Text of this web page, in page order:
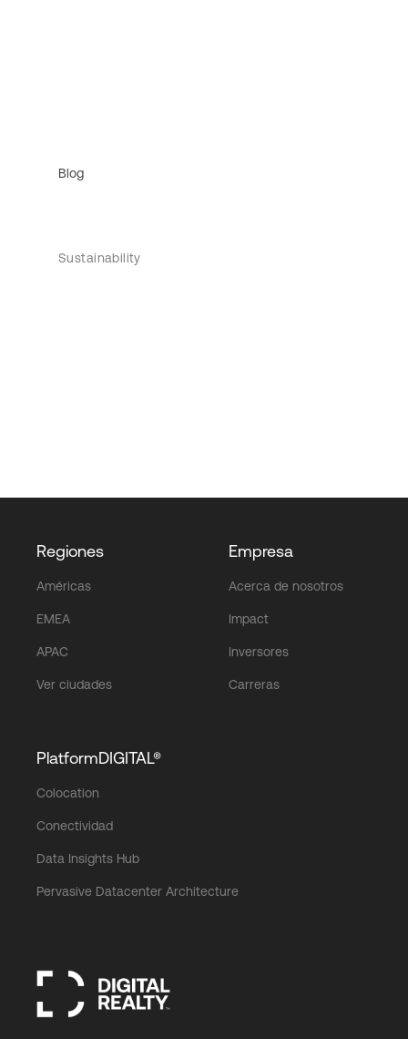
Blog
Sustainability
Regiones
Américas
EMEA
APAC
Ver ciudades
Empresa
Acerca de nosotros
Impact
Inversores
Carreras
PlatformDIGITAL®
Colocation
Conectividad
Data Insights Hub
Pervasive Datacenter Architecture